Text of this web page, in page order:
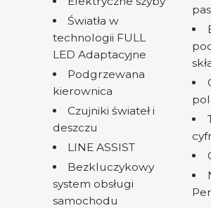
Światła w
technologii FULL
LED Adaptacyjne
Podgrzewana
kierownica
Czujniki świateł i
deszczu
LINE ASSIST
Bezkluczykowy
system obsługi
samochodu